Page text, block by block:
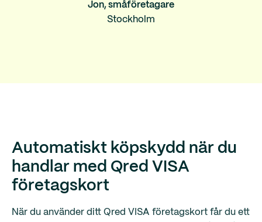
Jon, småföretagare
Stockholm
Automatiskt köpskydd när du
handlar med Qred VISA
företagskort
När du använder ditt Qred VISA företagskort får du ett